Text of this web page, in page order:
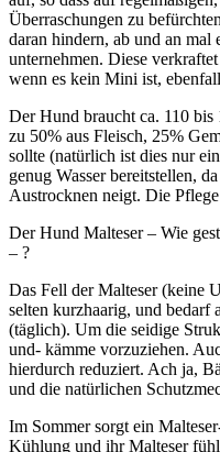
Überraschungen zu
daran hindern, ab und an mal
unternehmen. Diese
wenn es kein Mini ist,
Der Hund braucht ca. 110 bis
zu 50% aus Fleisch, 25%
sollte (natürlich ist dies nur
genug Wasser bereitstellen,
Austrocknen neigt. Die
Der Hund Malteser – Wie
– ?
Das Fell der Malteser (keine
selten kurzhaarig, und bedarf
(täglich). Um die seidige
und- kämme vorzuziehen.
hierdurch reduziert. Ach ja,
und die natürlichen
Im Sommer sorgt ein
Kühlung und ihr Malteser